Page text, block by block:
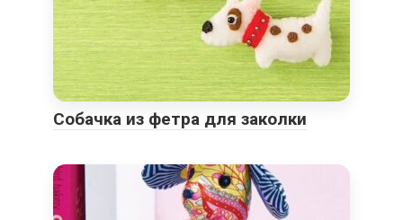
Собачка из фетра для заколки